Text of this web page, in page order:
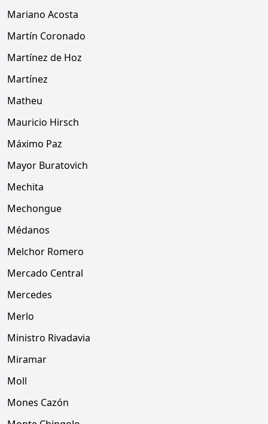
Mariano Acosta
Martín Coronado
Martínez de Hoz
Martínez
Matheu
Mauricio Hirsch
Máximo Paz
Mayor Buratovich
Mechita
Mechongue
Médanos
Melchor Romero
Mercado Central
Mercedes
Merlo
Ministro Rivadavia
Miramar
Moll
Mones Cazón